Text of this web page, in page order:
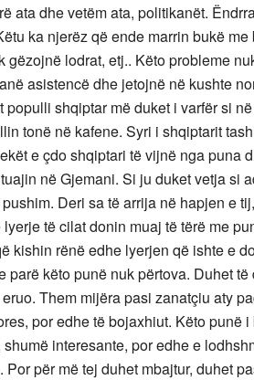
ata dhe vetëm ata, politikanët.
ka njerëz që ende marrin bukë
lodrat, etj.. Këto probleme
asistencë dhe jetojnë në kushte
shqiptar më duket i varfër si
tonë në kafene. Syri i shqiptarit
e çdo shqiptari të vijnë nga puna
në Gjemani. Si ju duket vetja si
Deri sa të arrija në hapjen e
të cilat donin muaj të tërë me
kishin rënë edhe lyerjen që ishte e
parë këto punë nuk përtova. Duhet
Them mijëra pasi zanatçiu aty
por edhe të bojaxhiut. Këto punë
interesante, por edhe e
për më tej duhet mbajtur, duhet